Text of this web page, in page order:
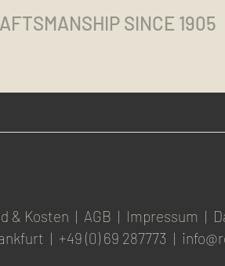
SINCE 1905
& Kosten | AGB | Impressum |
| +49 (0) 69 287773 |